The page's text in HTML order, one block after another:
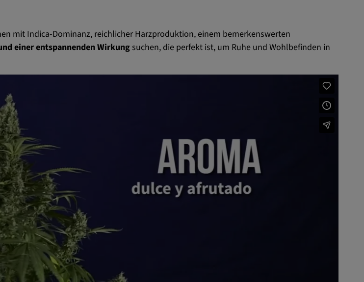
mit Indica-Dominanz, reichlicher Harzproduktion, einem bemerkenswerten
einer entspannenden Wirkungsuchen, die perfekt ist, um Ruhe und Wohlbefinden in